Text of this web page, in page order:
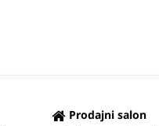
Prodajni salon